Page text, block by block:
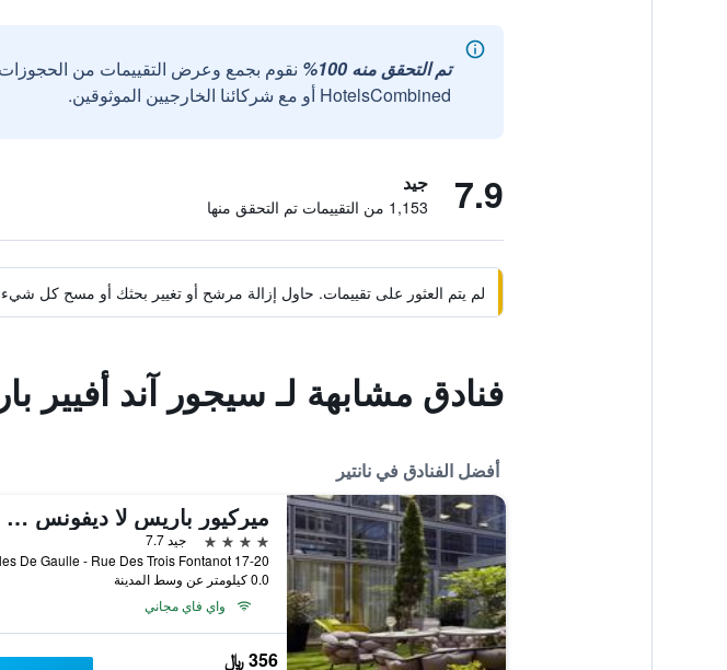
تم التحقق منه 100%
نقوم بجمع وعرض التقييمات من
HotelsCombined أو مع شركائنا الخارجيين الموثوقين.
7.9 جيد
1,153 من التقييمات تم التحقق منها
لم يتم العثور على تقييمات. حاول إزالة مرشح أو تغيير بحثك أو مسح كل
فنادق مشابهة لـ سيجور آند أفيير
أفضل الفنادق في نانتير
ميركيور باريس لا ديفونس غراند أرش
4 نجوم
جيد 7.7
0.0 كيلومتر عن وسط المدينة
واي فاي مجاني
356 ﷼